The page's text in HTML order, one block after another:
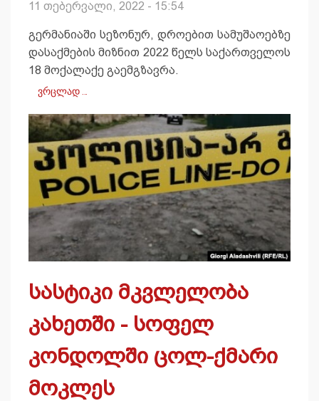
11 თებერვალი, 2022 - 15:54
გერმანიაში სეზონურ, დროებით სამუშაოებზე
დასაქმების მიზნით 2022 წელს საქართველოს
18 მოქალაქე გაემგზავრა.
ვრცლად …
სასტიკი მკვლელობა
კახეთში - სოფელ
კონდოლში ცოლ-ქმარი
მოკლეს